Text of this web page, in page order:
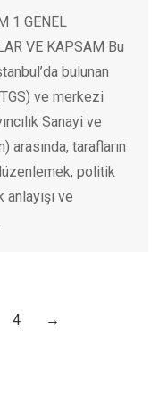
1 GENEL
VE KAPSAM Bu
bulunan
ve merkezi
Sanayi ve
arasında, tarafların
politik
ve
4 →